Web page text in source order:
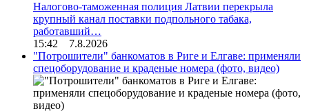
Налогово-таможенная полиция Латвии перекрыла
крупный канал поставки подпольного табака,
работавший…
15:42 7.8.2026
"Потрошители" банкоматов в Риге и Елгаве: применяли
спецоборудование и краденые номера (фото, видео)